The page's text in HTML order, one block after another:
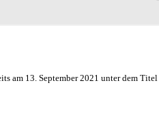
am 13. September 2021 unter dem